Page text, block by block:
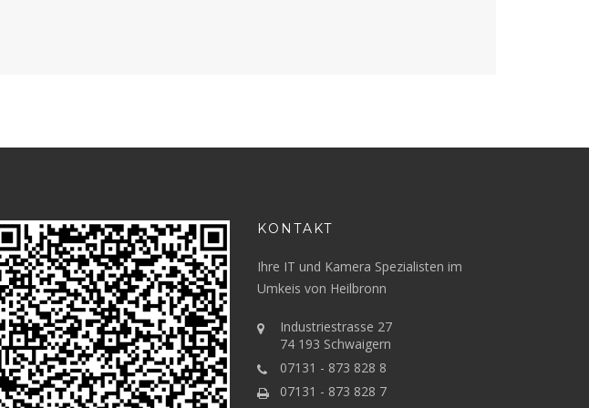
KONTAKT
Ihre IT und Kamera Spezialisten im
Umkeis von Heilbronn
Industriestrasse 27
74 193 Schwaigern
07131 - 873 828 8
07131 - 873 828 7